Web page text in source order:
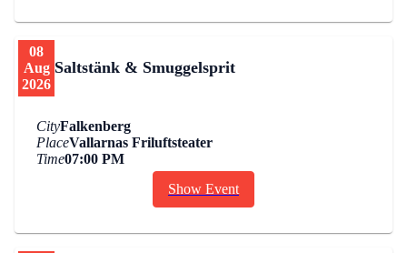
08
Aug
2026
Saltstänk & Smuggelsprit
CityFalkenberg
PlaceVallarnas Friluftsteater
Time07:00 PM
Show Event